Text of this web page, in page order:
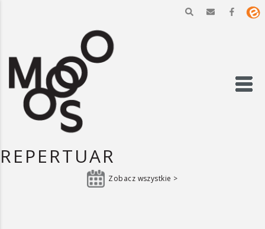
REPERTUAR
Zobacz wszystkie >